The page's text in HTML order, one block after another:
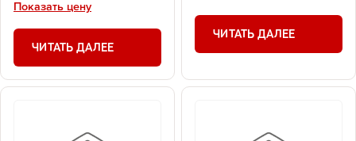
Показать цену
ЧИТАТЬ ДАЛЕЕ
ЧИТАТЬ ДАЛЕЕ